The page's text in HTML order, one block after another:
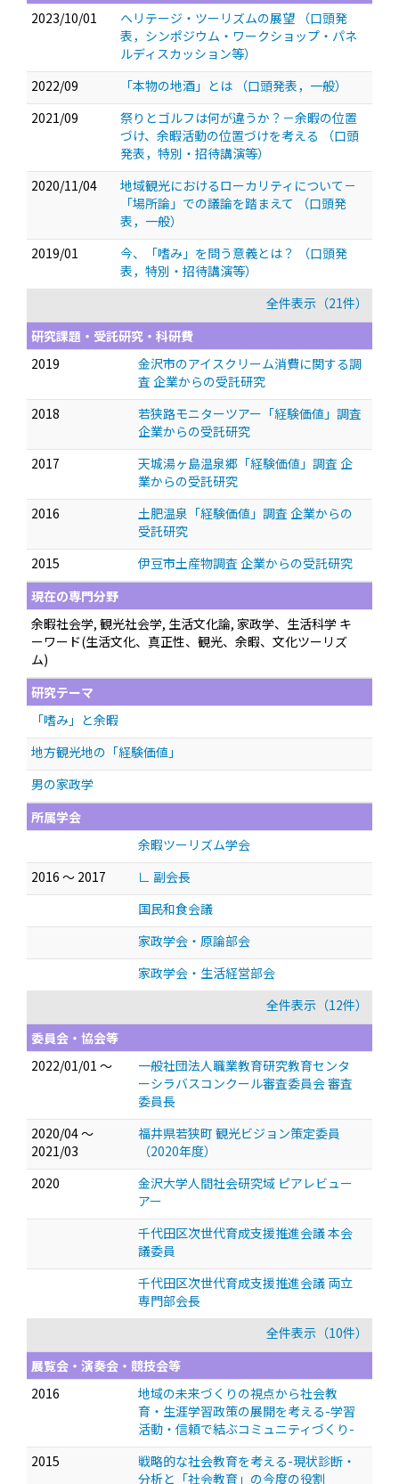
2023/10/01
ヘリテージ・ツーリズムの展望
（口頭発
表，シンポジウム・ワークショップ・パネ
ルディスカッション等）
2022/09
「本物の地酒」とは
（口頭発表，一般）
2021/09
祭りとゴルフは何が違うか？－余暇の位置
づけ、余暇活動の位置づけを考える
（口頭
発表，特別・招待講演等）
2020/11/04
地域観光におけるローカリティについて－
「場所論」での議論を踏まえて
（口頭発
表，一般）
2019/01
今、「嗜み」を問う意義とは？
（口頭発
表，特別・招待講演等）
全件表示（21件）
研究課題・受託研究・科研費
2019
金沢市のアイスクリーム消費に関する調
査 企業からの受託研究
2018
若狭路モニターツアー「経験価値」調査
企業からの受託研究
2017
天城湯ヶ島温泉郷「経験価値」調査 企
業からの受託研究
2016
土肥温泉「経験価値」調査 企業からの
受託研究
2015
伊豆市土産物調査 企業からの受託研究
現在の専門分野
余暇社会学, 観光社会学, 生活文化論, 家政学、生活科学 キ
ーワード(生活文化、真正性、観光、余暇、文化ツーリズ
ム)
研究テーマ
「嗜み」と余暇
地方観光地の「経験価値」
男の家政学
所属学会
余暇ツーリズム学会
2016 ～ 2017
∟ 副会長
国民和食会議
家政学会・原論部会
家政学会・生活経営部会
全件表示（12件）
委員会・協会等
2022/01/01 ～
一般社団法人職業教育研究教育センタ
ーシラバスコンクール審査委員会 審査
委員長
2020/04 ～
2021/03
福井県若狭町 観光ビジョン策定委員
（2020年度）
2020
金沢大学人間社会研究域 ピアレビュー
アー
千代田区次世代育成支援推進会議 本会
議委員
千代田区次世代育成支援推進会議 両立
専門部会長
全件表示（10件）
展覧会・演奏会・競技会等
2016
地域の未来づくりの視点から社会教
育・生涯学習政策の展開を考える-学習
活動・信頼で結ぶコミュニティづくり-
2015
戦略的な社会教育を考える-現状診断・
分析と「社会教育」の今度の役割